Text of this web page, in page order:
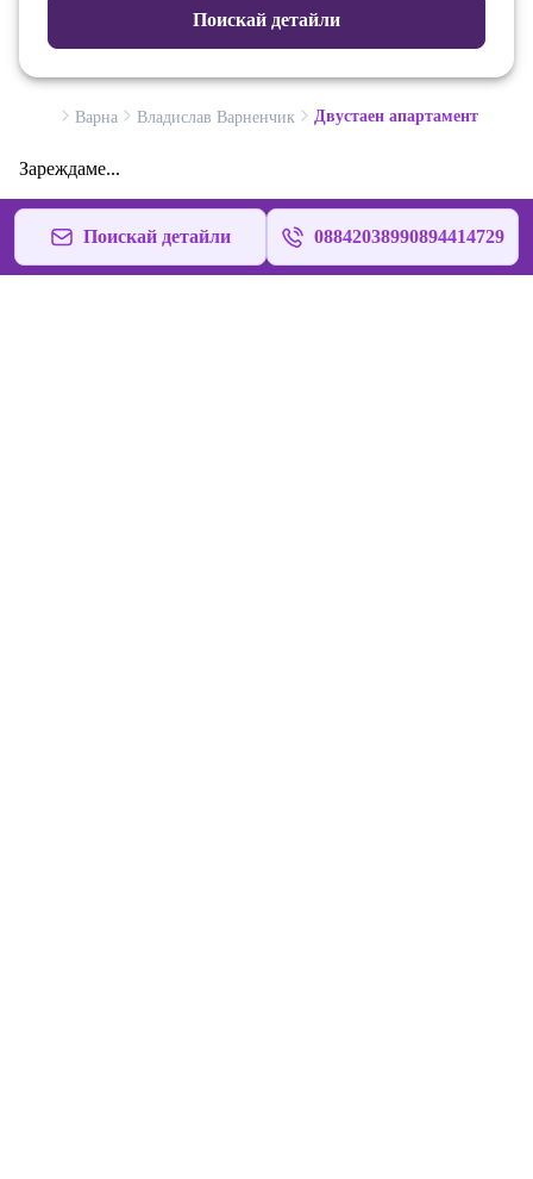
Поискай детайли
Варна Владислав Варненчик Двустаен апартамент
Зареждаме...
Поискай детайли 08842038990894414729